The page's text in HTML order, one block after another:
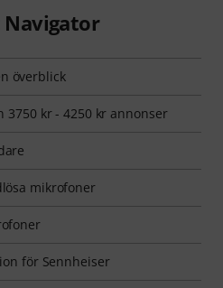
Navigator
överblick
kr - 4250 kr annonser
mikrofoner
för Sennheiser